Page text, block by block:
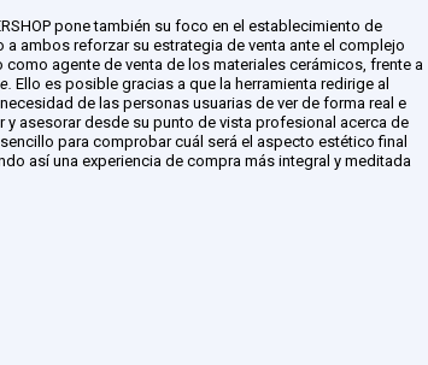
pone también su foco en el establecimiento de
ambos reforzar su estrategia de venta ante el complejo
agente de venta de los materiales cerámicos, frente a
Ello es posible gracias a que la herramienta redirige al
de las personas usuarias de ver de forma real e
asesorar desde su punto de vista profesional acerca de
para comprobar cuál será el aspecto estético final
así una experiencia de compra más integral y meditada